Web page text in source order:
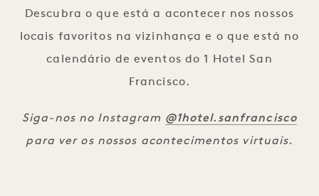
Descubra o que está a acontecer nos nossos
locais favoritos na vizinhança e o que está no
calendário de eventos do 1 Hotel San
Francisco.
Siga-nos no Instagram @1hotel.sanfrancisco
para ver os nossos acontecimentos virtuais.